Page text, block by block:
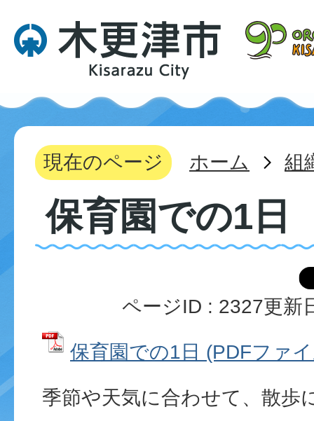
現在のページ ホーム 組
保育園での1日
ページID : 2327更新
保育園での1日 (PDFファ
季節や天気に合わせて、散歩